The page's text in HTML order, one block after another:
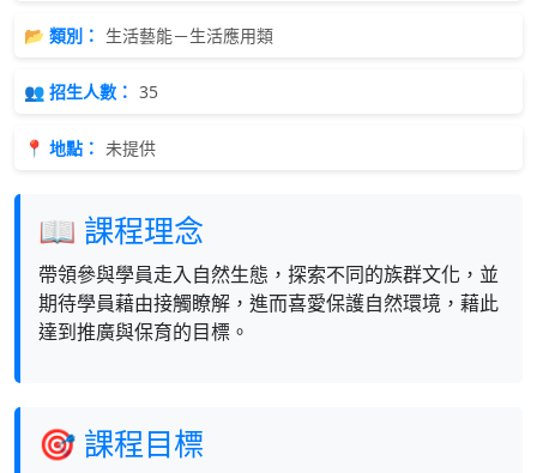
📂 類別： 生活藝能－生活應用類
👥 招生人數： 35
📍 地點： 未提供
📖 課程理念
帶領參與學員走入自然生態，探索不同的族群文化，並
期待學員藉由接觸瞭解，進而喜愛保護自然環境，藉此
達到推廣與保育的目標。
🎯 課程目標